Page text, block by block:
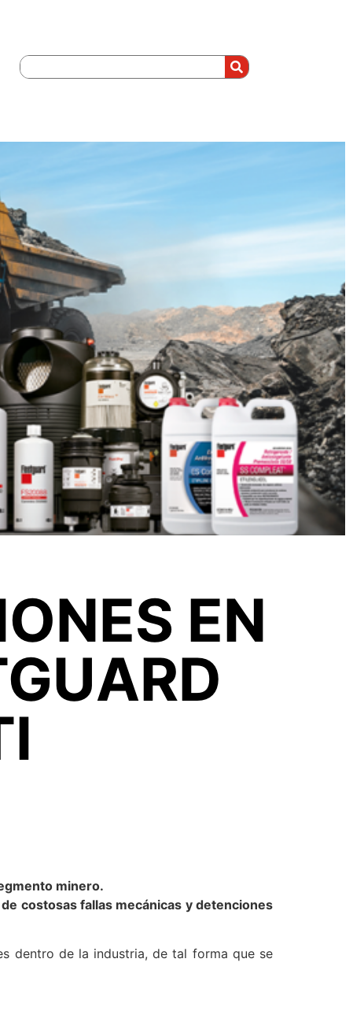
EN
minero.
costosas fallas mecánicas y detenciones
dentro de la industria, de tal forma que se